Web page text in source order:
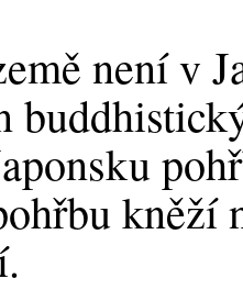
není v
kněží